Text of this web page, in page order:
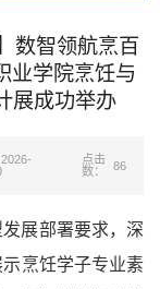
数智领航烹百
学院烹饪与
展成功举办
点击
数：
86
展部署要求，深
烹饪学子专业素